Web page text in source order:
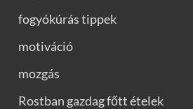
fogyókúrás tippek
motiváció
mozgás
Rostban gazdag főtt ételek